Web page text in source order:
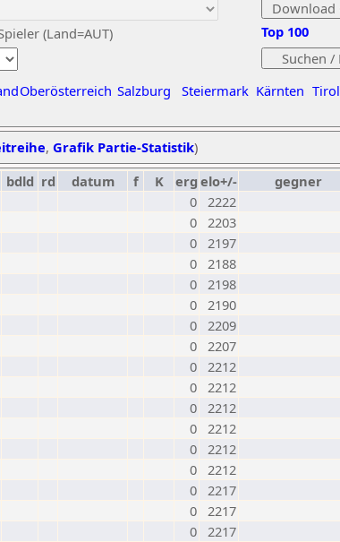
(Land=AUT)
Oberösterreich Salzburg Steiermark Kärnten Tirol
Top 100
, Grafik Partie-Statistik)
bdld rd datum f K erg elo+/- gegner
0 2222
0 2203
0 2197
0 2188
0 2198
0 2190
0 2209
0 2207
0 2212
0 2212
0 2212
0 2212
0 2212
0 2212
0 2217
0 2217
0 2217